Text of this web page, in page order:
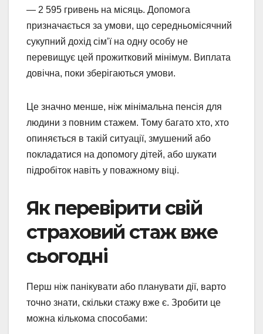
— 2 595 гривень на місяць. Допомога
призначається за умови, що середньомісячний
сукупний дохід сім’ї на одну особу не
перевищує цей прожитковий мінімум. Виплата
довічна, поки зберігаються умови.
Це значно менше, ніж мінімальна пенсія для
людини з повним стажем. Тому багато хто, хто
опиняється в такій ситуації, змушений або
покладатися на допомогу дітей, або шукати
підробіток навіть у поважному віці.
Як перевірити свій
страховий стаж вже
сьогодні
Перш ніж панікувати або планувати дії, варто
точно знати, скільки стажу вже є. Зробити це
можна кількома способами: